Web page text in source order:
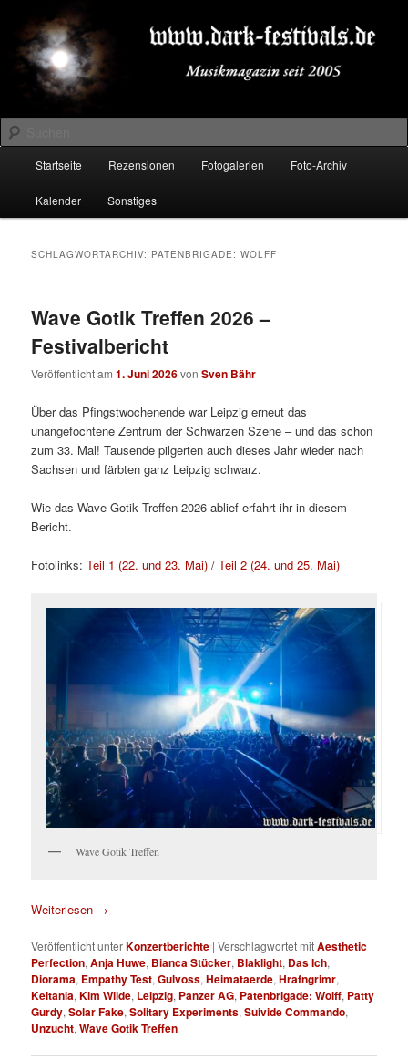
primären
Inhalt
springen
sekundären
Inhalt
springenDARK-FESTIVALS.DE
Suchen
Startseite Rezensionen Fotogalerien Foto-Archiv
Kalender Sonstiges
SCHLAGWORTARCHIV: PATENBRIGADE: WOLFF
Wave Gotik Treffen 2026 –
Festivalbericht
Veröffentlicht am1. Juni 2026vonSven Bähr
Über das Pfingstwochenende war Leipzig erneut das
unangefochtene Zentrum der Schwarzen Szene – und das schon
zum 33. Mal! Tausende pilgerten auch dieses Jahr wieder nach
Sachsen und färbten ganz Leipzig schwarz.
Wie das Wave Gotik Treffen 2026 ablief erfahrt ihr in diesem
Bericht.
Fotolinks:Teil 1 (22. und 23. Mai) /Teil 2 (24. und 25. Mai)
Wave Gotik Treffen
Weiterlesen →
Veröffentlicht unterKonzertberichte |Verschlagwortet mitAesthetic
Perfection,Anja Huwe, Bianca Stücker, Blaklight, Das Ich,
Diorama, Empathy Test,Gulvoss,Heimataerde,Hrafngrimr,
Keltania,Kim Wilde, Leipzig, Panzer AG, Patenbrigade: Wolff, Patty
Gurdy,Solar Fake,Solitary Experiments,Suivide Commando,
Unzucht,Wave Gotik Treffen